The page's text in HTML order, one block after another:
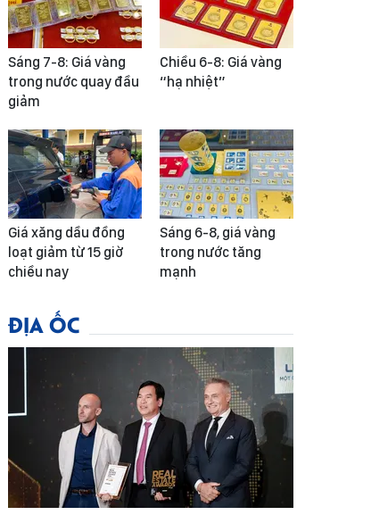
Sáng 7-8: Giá vàng
trong nước quay đầu
giảm
Chiều 6-8: Giá vàng
“hạ nhiệt”
Giá xăng dầu đồng
loạt giảm từ 15 giờ
chiều nay
Sáng 6-8, giá vàng
trong nước tăng
mạnh
ĐỊA ỐC